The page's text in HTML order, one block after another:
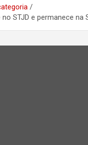
STJD e permanece na